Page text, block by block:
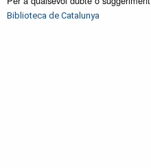
Biblioteca de Catalunya